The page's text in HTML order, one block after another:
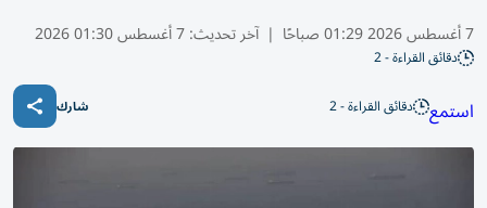
7 أغسطس 2026 01:29 صباحًا | آخر تحديث:7 أغسطس 01:30 2026
دقائق القراءة - 2
استمع دقائق القراءة - 2 شارك